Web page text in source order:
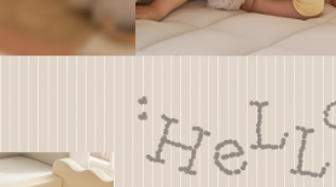
TANTAN
ROLL MAT
원하는 공간에, 원하는 만큼
간편하게 셀프 시공